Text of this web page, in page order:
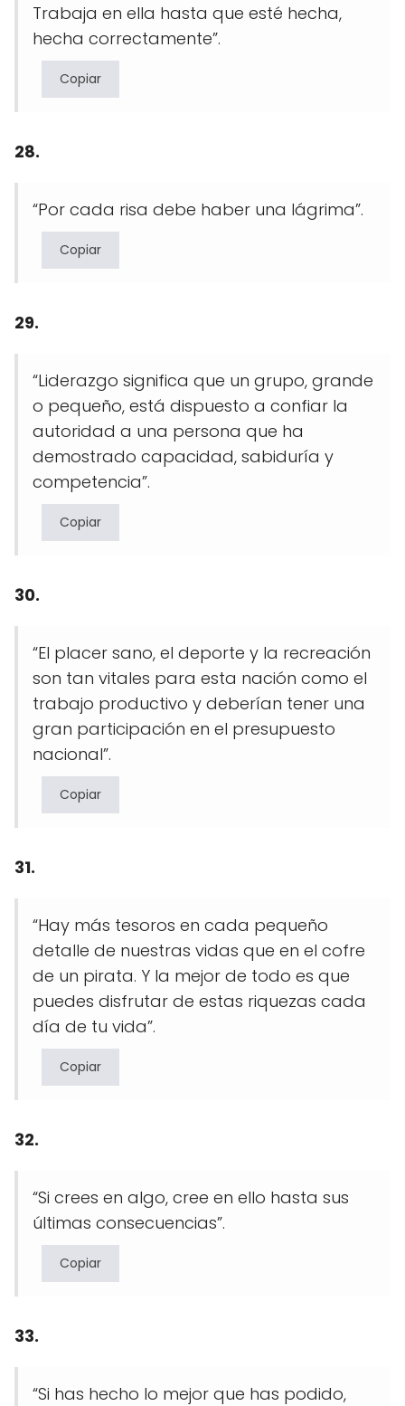
Trabaja en ella hasta que esté hecha,
hecha correctamente”.
Copiar
28.
“Por cada risa debe haber una lágrima”.
Copiar
29.
“Liderazgo significa que un grupo, grande
o pequeño, está dispuesto a confiar la
autoridad a una persona que ha
demostrado capacidad, sabiduría y
competencia”.
Copiar
30.
“El placer sano, el deporte y la recreación
son tan vitales para esta nación como el
trabajo productivo y deberían tener una
gran participación en el presupuesto
nacional”.
Copiar
31.
“Hay más tesoros en cada pequeño
detalle de nuestras vidas que en el cofre
de un pirata. Y la mejor de todo es que
puedes disfrutar de estas riquezas cada
día de tu vida”.
Copiar
32.
“Si crees en algo, cree en ello hasta sus
últimas consecuencias”.
Copiar
33.
“Si has hecho lo mejor que has podido,